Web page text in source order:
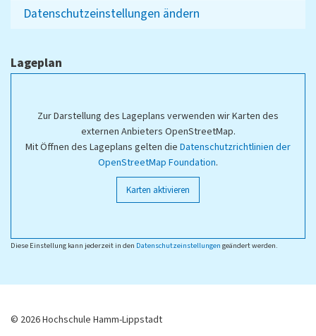
Datenschutzeinstellungen ändern
Lageplan
Zur Darstellung des Lageplans verwenden wir Karten des
externen Anbieters OpenStreetMap.
Mit Öffnen des Lageplans gelten die Datenschutzrichtlinien der
OpenStreetMap Foundation.
Karten aktivieren
Diese Einstellung kann jederzeit in den Datenschutzeinstellungen geändert werden.
© 2026 Hochschule Hamm-Lippstadt